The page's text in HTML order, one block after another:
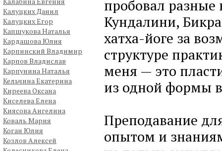
Калуцких Данил
Калуцких Егор
Капшукова Наталья
Кардашова Юлия
Карпинский Владимир
Карпов Владислав
Карпунина Наталья
Кельчина Екатерина
Киреева Оксана
Киселева Елена
Киясова Ангелина
Коваль Мария
Коган Юлия
Козлов Алексей
пробовал
Кундалини,
хатха-йоге за
структуре
меня — это
из одной формы в
Преподавание
опытом и